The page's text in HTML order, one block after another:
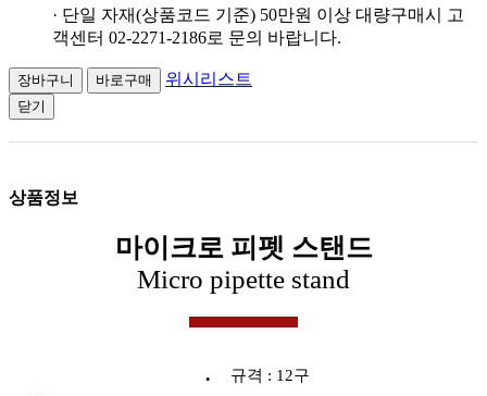
· 단일 자재(상품코드 기준) 50만원 이상 대량구매시 고
객센터 02-2271-2186로 문의 바랍니다.
위시리스트
닫기
상품정보
마이크로 피펫 스탠드
Micro pipette stand
· 규격 : 12구